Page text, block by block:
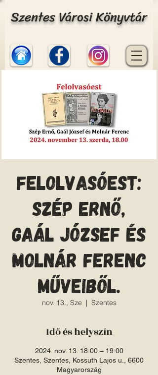
Szentes Városi Könyvtár
Felolvasóest:
Szép Ernő,
Gaál József és
Molnár Ferenc
műveiből.
nov. 13., Sze
  |
Szentes
Idő és helyszín
2024. nov. 13. 18:00 – 19:00
Szentes, Szentes, Kossuth Lajos u., 6600
Magyarország